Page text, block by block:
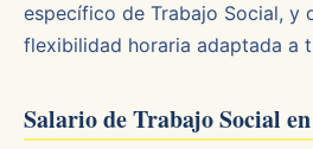
específico de Trabajo Social, y
flexibilidad horaria adaptada a
Salario de Trabajo Social